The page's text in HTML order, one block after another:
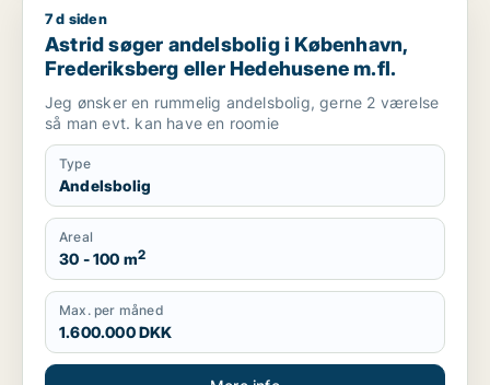
Astrid søger andelsbolig i København, Frederiksberg eller
7 d siden
Astrid søger andelsbolig i København,
Frederiksberg eller Hedehusene m.fl.
Jeg ønsker en rummelig andelsbolig, gerne 2 værelse
så man evt. kan have en roomie
Type
Andelsbolig
Areal
30 - 100 m2
Max. per måned
1.600.000 DKK